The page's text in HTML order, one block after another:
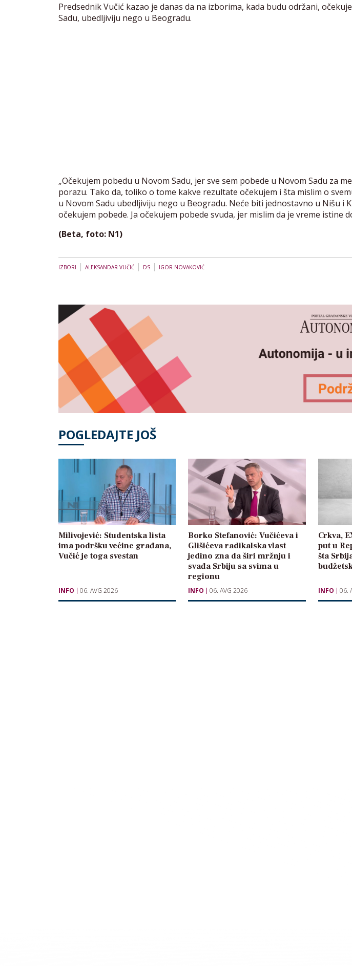
Predsednik Vučić kazao je danas da na izborima, kada budu održani,
Sadu, ubedljiviju nego u Beogradu.
„Očekujem pobedu u Novom Sadu, jer sve sem pobede u Novom Sadu za
porazu. Tako da, toliko o tome kakve rezultate očekujem i šta mislim o
u Novom Sadu ubedljiviju nego u Beogradu. Neće biti jednostavno u Nišu i
očekujem pobede. Ja očekujem pobede svuda, jer mislim da je vreme istine
(Beta, foto: N1)
IZBORI | ALEKSANDAR VUČIĆ | DS | IGOR NOVAKOVIĆ
POGLEDAJTE JOŠ
Milivojević: Studentska lista
ima podršku većine građana,
Vučić je toga svestan
INFO 06. AVG 2026
Borko Stefanović: Vučićeva i
Glišićeva radikalska vlast
jedino zna da širi mržnju i
svađa Srbiju sa svima u
regionu
INFO 06. AVG 2026
Crkva,
put u
šta
INFO 06.